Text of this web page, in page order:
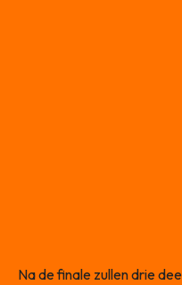
Na de finale zullen drie